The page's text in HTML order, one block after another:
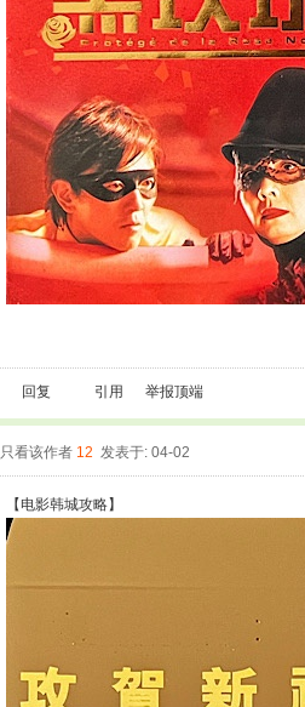
回复 引用 举报顶端
只看该作者 12 发表于: 04-02
【电影韩城攻略】